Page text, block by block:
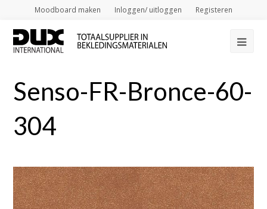
Moodboard maken Inloggen/ uitloggen Registeren
Senso-FR-Bronce-60-
304